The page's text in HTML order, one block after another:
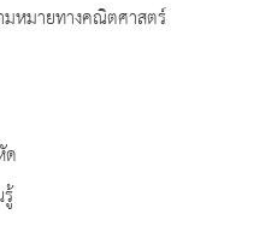
หมายทางคณิตศาสตร์